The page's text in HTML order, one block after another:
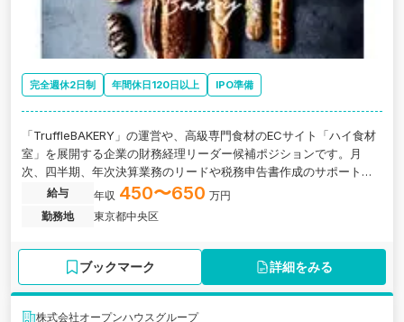
完全週休2日制 年間休日120日以上 IPO準備
「TruffleBAKERY」の運営や、高級専門食材のECサイト「ハイ食材
室」を展開する企業の財務経理リーダー候補ポジションです。月
次、四半期、年次決算業務のリードや税務申告書作成のサポート、I
PO準備業務などをお任せします。
給与 年収 450〜650 万円
勤務地
東京都中央区
ブックマーク 詳細をみる
株式会社オープンハウスグループ